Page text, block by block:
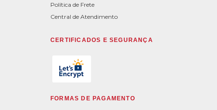
Política de Frete
Central de Atendimento
CERTIFICADOS E SEGURANÇA
FORMAS DE PAGAMENTO